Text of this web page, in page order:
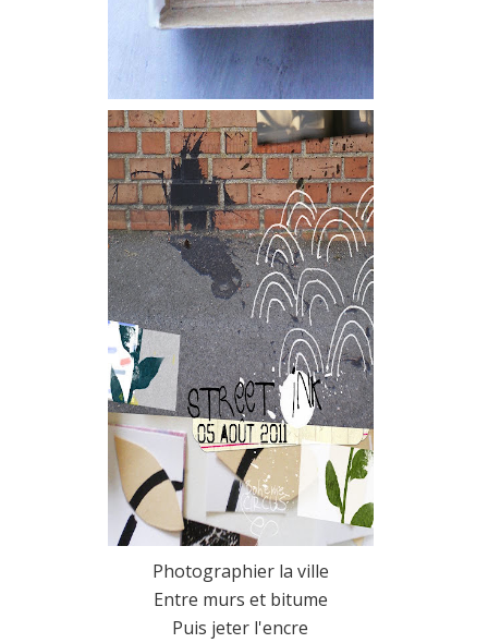
Photographier la ville
Entre murs et bitume
Puis jeter l'encre